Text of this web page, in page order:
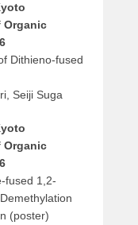
Organic
Dithieno-fused
Seiji Suga
Organic
fused 1,2-
(poster)